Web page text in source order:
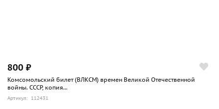
800 ₽
Комсомольский билет (ВЛКСМ) времен Великой Отечественной
войны. СССР, копия...
Артикул: 112431